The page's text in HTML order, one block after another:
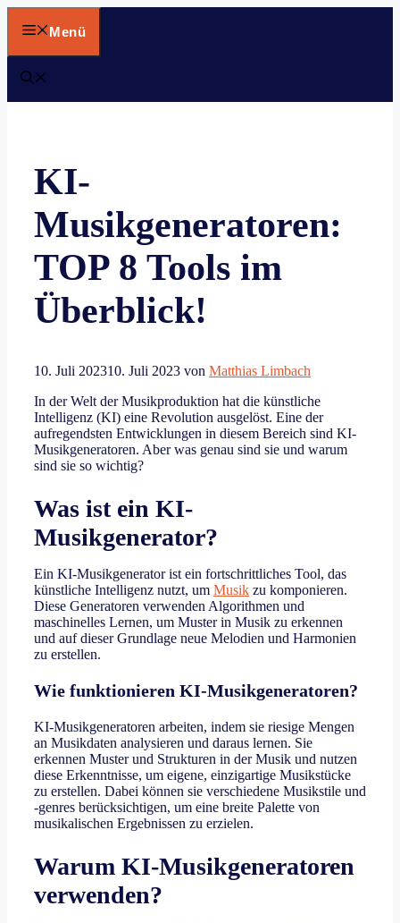
Zum
Inhalt
Menü
KI-
Musikgeneratoren:
TOP 8 Tools im
Überblick!
10. Juli 202310. Juli 2023 von Matthias Limbach
In der Welt der Musikproduktion hat die künstliche
Intelligenz (KI) eine Revolution ausgelöst. Eine der
aufregendsten Entwicklungen in diesem Bereich sind KI-
Musikgeneratoren. Aber was genau sind sie und warum
sind sie so wichtig?
Was ist ein KI-
Musikgenerator?
Ein KI-Musikgenerator ist ein fortschrittliches Tool, das
künstliche Intelligenz nutzt, um Musik zu komponieren.
Diese Generatoren verwenden Algorithmen und
maschinelles Lernen, um Muster in Musik zu erkennen
und auf dieser Grundlage neue Melodien und Harmonien
zu erstellen.
Wie funktionieren KI-Musikgeneratoren?
KI-Musikgeneratoren arbeiten, indem sie riesige Mengen
an Musikdaten analysieren und daraus lernen. Sie
erkennen Muster und Strukturen in der Musik und nutzen
diese Erkenntnisse, um eigene, einzigartige Musikstücke
zu erstellen. Dabei können sie verschiedene Musikstile und
-genres berücksichtigen, um eine breite Palette von
musikalischen Ergebnissen zu erzielen.
Warum KI-Musikgeneratoren
verwenden?